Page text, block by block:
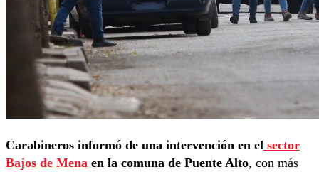
Carabineros informó de una intervención en el sector
Bajos de Mena en la comuna de Puente Alto, con más